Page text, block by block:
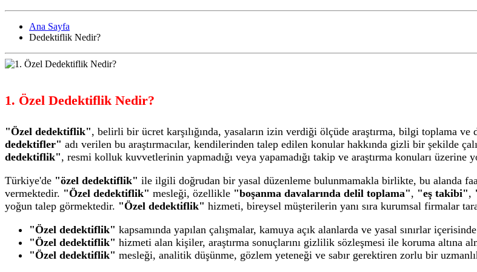
Ana Sayfa
Dedektiflik Nedir?
1. Özel Dedektiflik Nedir?
"Özel dedektiflik", belirli bir ücret karşılığında, yasaların izin verdiği ölçüde araştırma, bilgi toplama
dedektifler" adı verilen bu araştırmacılar, kendilerinden talep edilen konular hakkında gizli bir şekilde
dedektiflik", resmi kolluk kuvvetlerinin yapmadığı veya yapamadığı takip ve araştırma konuları üzerine
Türkiye'de "özel dedektiflik" ile ilgili doğrudan bir yasal düzenleme bulunmamakla birlikte, bu alanda
vermektedir. "Özel dedektiflik" mesleği, özellikle "boşanma davalarında delil toplama", "eş takibi",
yoğun talep görmektedir. "Özel dedektiflik" hizmeti, bireysel müşterilerin yanı sıra kurumsal firmalar
"Özel dedektiflik" kapsamında yapılan çalışmalar, kamuya açık alanlarda ve yasal sınırlar
"Özel dedektiflik" hizmeti alan kişiler, araştırma sonuçlarını gizlilik sözleşmesi ile koruma altına
"Özel dedektiflik" mesleği, analitik düşünme, gözlem yeteneği ve sabır gerektiren zorlu bir